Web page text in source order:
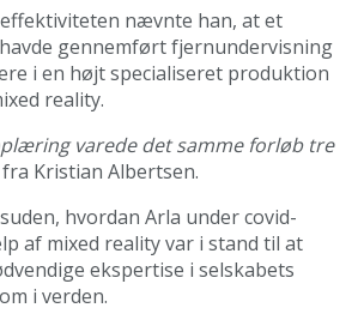
nævnte han, at et
gennemført fjernundervisning
i en højt specialiseret produktion
reality.
varede det samme forløb tre
fra Kristian Albertsen.
hvordan Arla under covid-
af mixed reality var i stand til at
ekspertise i selskabets
i verden.